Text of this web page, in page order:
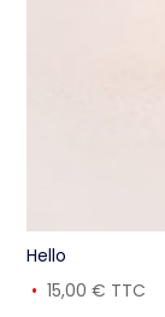
Hello
15,00 € TTC